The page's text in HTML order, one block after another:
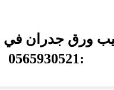
ورق جدران
:0565930521